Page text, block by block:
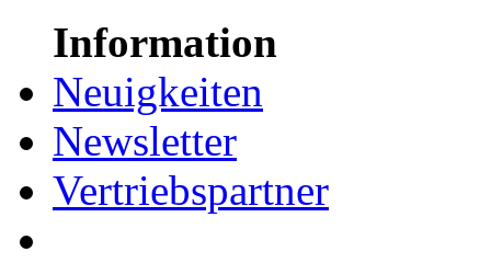
Information
Neuigkeiten
Newsletter
Vertriebspartner